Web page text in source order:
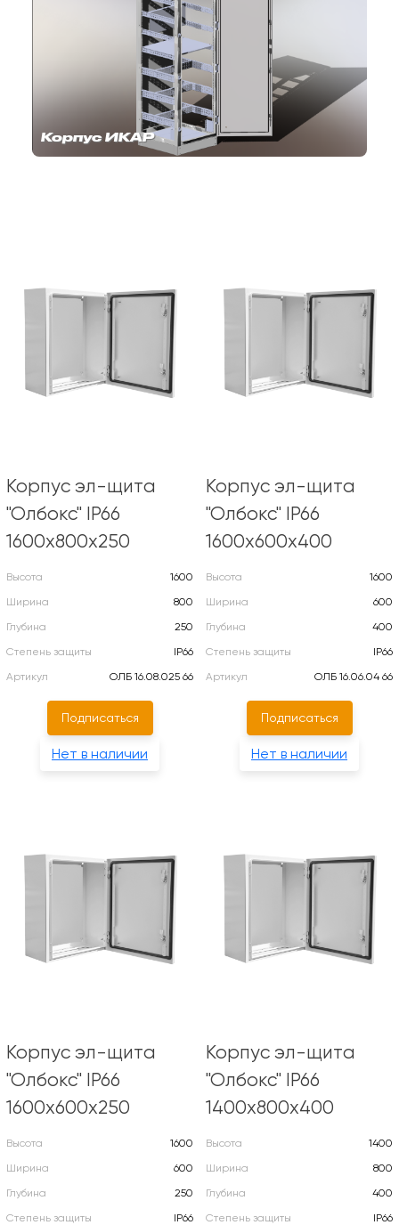
Корпус ИКАР
Корпус эл-щита
"Олбокс" IP66
1600х800х250
Высота
1600
Ширина
800
Глубина
250
Степень защиты
IP66
Артикул
ОЛБ 16.08.025 66
Подписаться
Нет в наличии
Корпус эл-щита
"Олбокс" IP66
1600х600х400
Высота
1600
Ширина
600
Глубина
400
Степень защиты
IP66
Артикул
ОЛБ 16.06.04 66
Подписаться
Нет в наличии
Корпус эл-щита
"Олбокс" IP66
1600х600х250
Высота
1600
Ширина
600
Глубина
250
Степень защиты
IP66
Корпус эл-щита
"Олбокс" IP66
1400х800х400
Высота
1400
Ширина
800
Глубина
400
Степень защиты
IP66